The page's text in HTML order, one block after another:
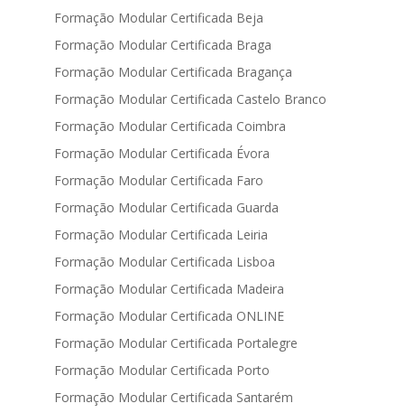
Formação Modular Certificada Beja
Formação Modular Certificada Braga
Formação Modular Certificada Bragança
Formação Modular Certificada Castelo Branco
Formação Modular Certificada Coimbra
Formação Modular Certificada Évora
Formação Modular Certificada Faro
Formação Modular Certificada Guarda
Formação Modular Certificada Leiria
Formação Modular Certificada Lisboa
Formação Modular Certificada Madeira
Formação Modular Certificada ONLINE
Formação Modular Certificada Portalegre
Formação Modular Certificada Porto
Formação Modular Certificada Santarém